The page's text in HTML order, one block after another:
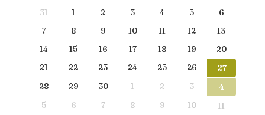
31
1 2 3 4 5
6
7
8 9 10 11 12
13
14
15 16 17 18 19
20
21
22 23 24 25 26
27
28
29 30 1 2 3
4
5
6 7 8 9 10 11